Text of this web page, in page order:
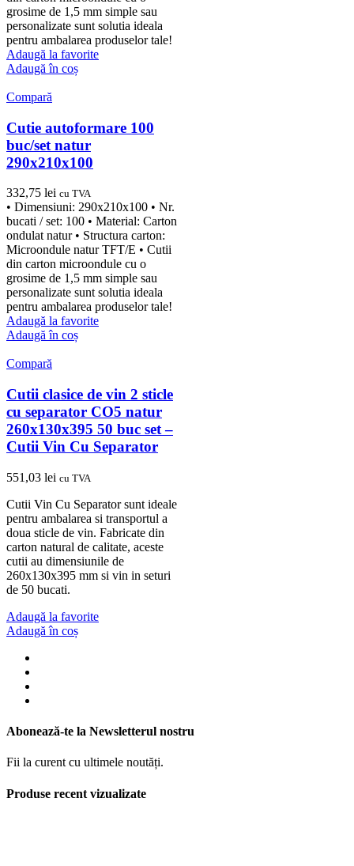
grosime de 1,5 mm simple sau
personalizate sunt solutia ideala
pentru ambalarea produselor tale!
Adaugă la favorite
Adaugă în coș
Compară
Cutie autoformare 100
buc/set natur
290x210x100
332,75 lei cu TVA
• Dimensiuni: 290x210x100 • Nr.
bucati / set: 100 • Material: Carton
ondulat natur • Structura carton:
Microondule natur TFT/E • Cutii
din carton microondule cu o
grosime de 1,5 mm simple sau
personalizate sunt solutia ideala
pentru ambalarea produselor tale!
Adaugă la favorite
Adaugă în coș
Compară
Cutii clasice de vin 2 sticle
cu separator CO5 natur
260x130x395 50 buc set –
Cutii Vin Cu Separator
551,03 lei cu TVA
Cutii Vin Cu Separator sunt ideale
pentru ambalarea si transportul a
doua sticle de vin. Fabricate din
carton natural de calitate, aceste
cutii au dimensiunile de
260x130x395 mm si vin in seturi
de 50 bucati.
Adaugă la favorite
Adaugă în coș
Abonează-te la Newsletterul nostru
Fii la curent cu ultimele noutăți.
Produse recent vizualizate